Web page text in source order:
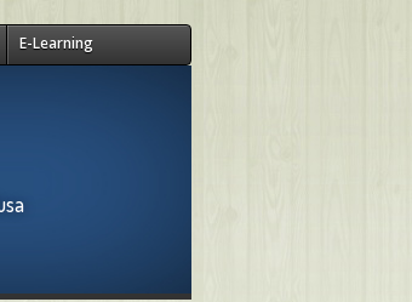
E-Learning